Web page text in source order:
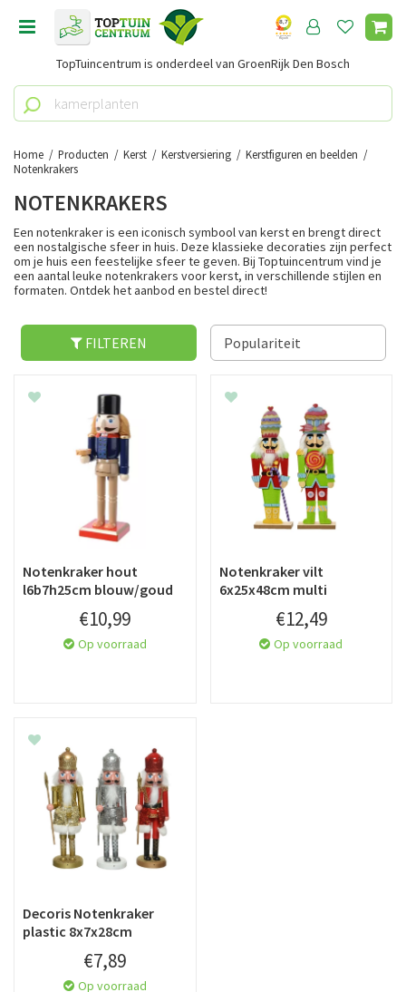
Home Producten Kerst Kerstversiering
Kerstfiguren en beelden
Notenkrakers
TopTuincentrum is onderdeel van GroenRijk Den Bosch
NOTENKRAKERS
Een notenkraker is een iconisch symbool van kerst en brengt direct
een nostalgische sfeer in huis. Deze klassieke decoraties zijn perfect
om je huis een feestelijke sfeer te geven. Bij Toptuincentrum vind je
een aantal leuke notenkrakers voor kerst, in verschillende stijlen en
formaten. Ontdek het aanbod en bestel direct!
FILTEREN
Notenkraker hout
l6b7h25cm blouw/goud
€10,99
Op voorraad
Notenkraker vilt
6x25x48cm multi
€12,49
Op voorraad
Decoris Notenkraker
plastic 8x7x28cm
€7,89
Op voorraad